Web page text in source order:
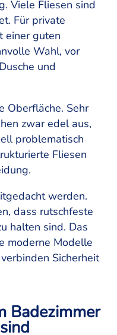
Viele Fliesen sind
Für private
einer guten
Wahl, vor
und
Oberfläche. Sehr
zwar edel aus,
problematisch
Fliesen
werden.
dass rutschfeste
halten sind. Das
moderne Modelle
Sicherheit
Badezimmer